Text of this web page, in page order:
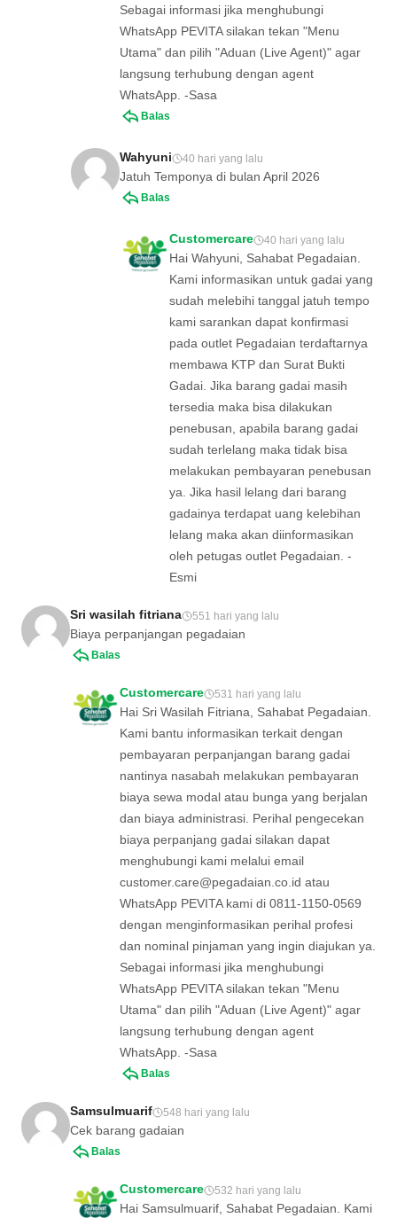
Sebagai informasi jika menghubungi
WhatsApp PEVITA silakan tekan "Menu
Utama" dan pilih "Aduan (Live Agent)" agar
langsung terhubung dengan agent
WhatsApp. -Sasa
Balas
Wahyuni 40 hari yang lalu
Jatuh Temponya di bulan April 2026
Balas
Customercare 40 hari yang lalu
Hai Wahyuni, Sahabat Pegadaian.
Kami informasikan untuk gadai yang
sudah melebihi tanggal jatuh tempo
kami sarankan dapat konfirmasi
pada outlet Pegadaian terdaftarnya
membawa KTP dan Surat Bukti
Gadai. Jika barang gadai masih
tersedia maka bisa dilakukan
penebusan, apabila barang gadai
sudah terlelang maka tidak bisa
melakukan pembayaran penebusan
ya. Jika hasil lelang dari barang
gadainya terdapat uang kelebihan
lelang maka akan diinformasikan
oleh petugas outlet Pegadaian. -
Esmi
Sri wasilah fitriana 551 hari yang lalu
Biaya perpanjangan pegadaian
Balas
Customercare 531 hari yang lalu
Hai Sri Wasilah Fitriana, Sahabat Pegadaian.
Kami bantu informasikan terkait dengan
pembayaran perpanjangan barang gadai
nantinya nasabah melakukan pembayaran
biaya sewa modal atau bunga yang berjalan
dan biaya administrasi. Perihal pengecekan
biaya perpanjang gadai silakan dapat
menghubungi kami melalui email
customer.care@pegadaian.co.id atau
WhatsApp PEVITA kami di 0811-1150-0569
dengan menginformasikan perihal profesi
dan nominal pinjaman yang ingin diajukan ya.
Sebagai informasi jika menghubungi
WhatsApp PEVITA silakan tekan "Menu
Utama" dan pilih "Aduan (Live Agent)" agar
langsung terhubung dengan agent
WhatsApp. -Sasa
Balas
Samsulmuarif 548 hari yang lalu
Cek barang gadaian
Balas
Customercare 532 hari yang lalu
Hai Samsulmuarif, Sahabat Pegadaian. Kami